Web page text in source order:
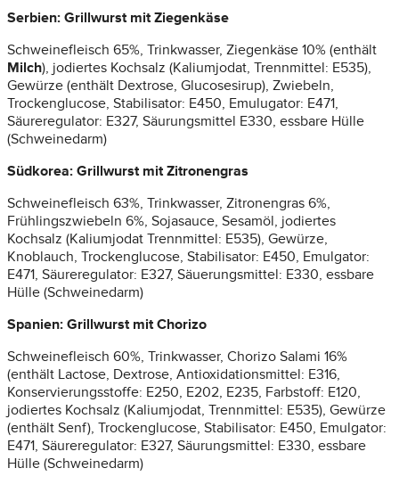
Serbien: Grillwurst mit Ziegenkäse
Schweinefleisch 65%, Trinkwasser, Ziegenkäse 10% (enthält
Milch), jodiertes Kochsalz (Kaliumjodat, Trennmittel: E535),
Gewürze (enthält Dextrose, Glucosesirup), Zwiebeln,
Trockenglucose, Stabilisator: E450, Emulugator: E471,
Säureregulator: E327, Säurungsmittel E330, essbare Hülle
(Schweinedarm)
Südkorea: Grillwurst mit Zitronengras
Schweinefleisch 63%, Trinkwasser, Zitronengras 6%,
Frühlingszwiebeln 6%, Sojasauce, Sesamöl, jodiertes
Kochsalz (Kaliumjodat Trennmittel: E535), Gewürze,
Knoblauch, Trockenglucose, Stabilisator: E450, Emulgator:
E471, Säureregulator: E327, Säuerungsmittel: E330, essbare
Hülle (Schweinedarm)
Spanien: Grillwurst mit Chorizo
Schweinefleisch 60%, Trinkwasser, Chorizo Salami 16%
(enthält Lactose, Dextrose, Antioxidationsmittel: E316,
Konservierungsstoffe: E250, E202, E235, Farbstoff: E120,
jodiertes Kochsalz (Kaliumjodat, Trennmittel: E535), Gewürze
(enthält Senf), Trockenglucose, Stabilisator: E450, Emulgator:
E471, Säureregulator: E327, Säurungsmittel: E330, essbare
Hülle (Schweinedarm)